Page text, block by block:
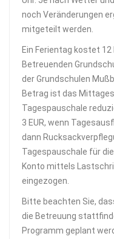
noch Veränderungen
mitgeteilt werden.
Ein Ferientag kostet
Betreuenden
der Grundschulen
Betrag ist das
Tagespauschale
3 EUR, wenn
dann
Tagespauschale für
Konto mittels
eingezogen.
Bitte beachten Sie,
die Betreuung
Programm geplant